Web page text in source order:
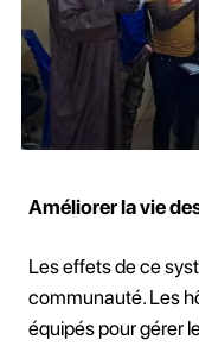
Améliorer la vie
Les effets de ce
communauté. Les
équipés pour gérer